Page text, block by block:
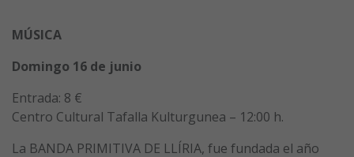
MÚSICA
Domingo 16 de junio
Entrada: 8 €
Centro Cultural Tafalla Kulturgunea – 12:00 h.
La BANDA PRIMITIVA DE LLÍRIA, fue fundada el año